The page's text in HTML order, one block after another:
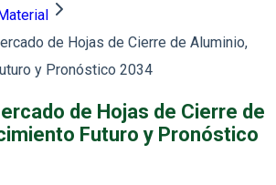
de Hojas de Cierre de Aluminio,
y Pronóstico 2034
de Hojas de Cierre de
Futuro y Pronóstico